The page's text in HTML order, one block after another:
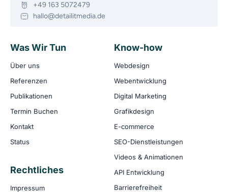
Was Wir Tun
Über uns
Referenzen
Publikationen
Termin Buchen
Kontakt
Status
Know-how
Webdesign
Webentwicklung
Digital Marketing
Grafikdesign
E-commerce
SEO-Dienstleistungen
Videos & Animationen
API Entwicklung
Barrierefreiheit
Rechtliches
Impressum
+49 163 5072479
hallo@detailitmedia.de